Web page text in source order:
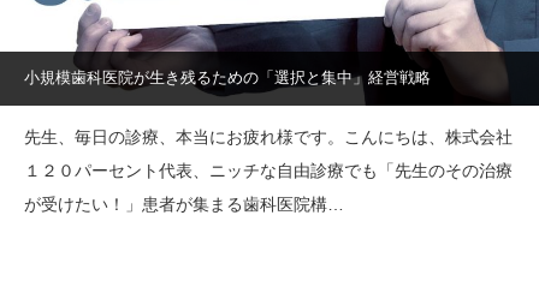
小規模歯科医院が生き残るための「選択と集中」経営戦略
先生、毎日の診療、本当にお疲れ様です。こんにちは、株式会社
１２０パーセント代表、ニッチな自由診療でも「先生のその治療
が受けたい！」患者が集まる歯科医院構…